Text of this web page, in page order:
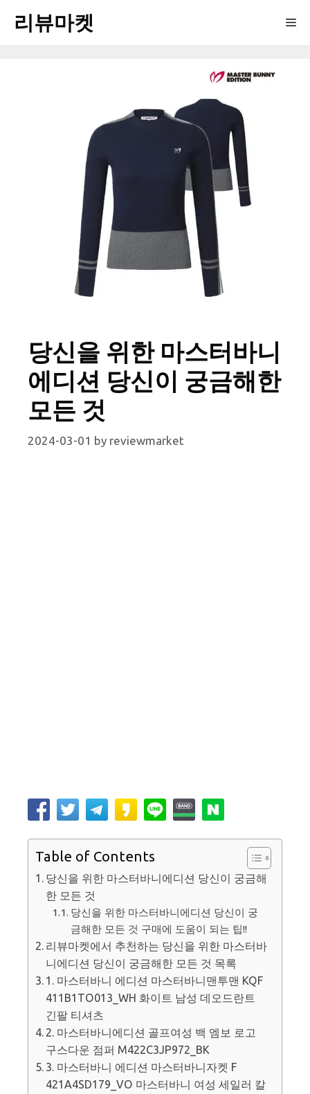
리뷰마켓
당신을 위한 마스터바니
에디션 당신이 궁금해한
모든 것
2024-03-01 by reviewmarket
Table of Contents
당신을 위한 마스터바니에디션 당신이 궁금해
한 모든 것
당신을 위한 마스터바니에디션 당신이 궁
금해한 모든 것 구매에 도움이 되는 팁!!
리뷰마켓에서 추천하는 당신을 위한 마스터바
니에디션 당신이 궁금해한 모든 것 목록
1. 마스터바니 에디션 마스터바니맨투맨 KQF
411B1TO013_WH 화이트 남성 데오드란트
긴팔 티셔츠
2. 마스터바니에디션 골프여성 백 엠보 로고
구스다운 점퍼 M422C3JP972_BK
3. 마스터바니 에디션 마스터바니자켓 F
421A4SD179_VO 마스터바니 여성 세일러 칼